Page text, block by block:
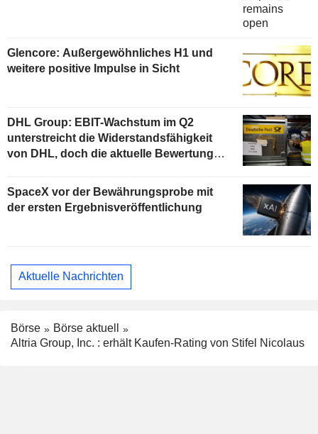
Glencore: Außergewöhnliches H1 und
weitere positive Impulse in Sicht
DHL Group: EBIT-Wachstum im Q2
unterstreicht die Widerstandsfähigkeit
von DHL, doch die aktuelle Bewertung
SpaceX vor der Bewährungsprobe mit
der ersten Ergebnisveröffentlichung
Aktuelle Nachrichten
Börse
Börse aktuell
Altria Group, Inc. : erhält Kaufen-Rating von Stifel Nicolaus